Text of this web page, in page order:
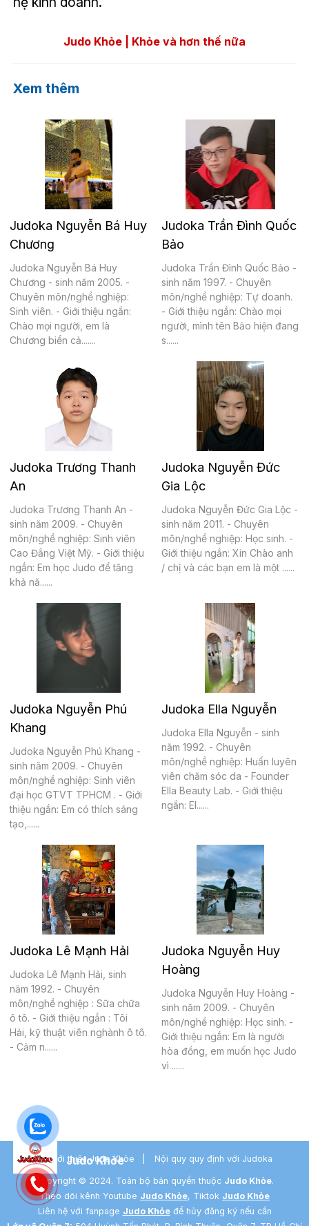
Judo Khỏe | Khỏe và hơn thế nữa
Xem thêm
Judoka Nguyễn Bá Huy
Chương
Judoka Nguyễn Bá Huy
Chương - sinh năm 2005. -
Chuyên môn/nghề nghiệp:
Sinh viên. - Giới thiệu ngắn:
Chào mọi người, em là
Chương biển cả.......
Judoka Trần Đình Quốc
Bảo
Judoka Trần Đình Quốc Bảo -
sinh năm 1997. - Chuyên
môn/nghề nghiệp: Tự doanh.
- Giới thiệu ngắn: Chào mọi
người, mình tên Bảo hiện đang
s......
Judoka Trương Thanh
An
Judoka Trương Thanh An -
sinh năm 2009. - Chuyên
môn/nghề nghiệp: Sinh viên
Cao Đẳng Việt Mỹ. - Giới thiệu
ngắn: Em học Judo để tăng
khả nă......
Judoka Nguyễn Đức
Gia Lộc
Judoka Nguyễn Đức Gia Lộc -
sinh năm 2011. - Chuyên
môn/nghề nghiệp: Học sinh. -
Giới thiệu ngắn: Xin Chào anh
/ chị và các bạn em là một ......
Judoka Nguyễn Phú
Khang
Judoka Nguyễn Phú Khang -
sinh năm 2009. - Chuyên
môn/nghề nghiệp: Sinh viên
đại học GTVT TPHCM . - Giới
thiệu ngắn: Em có thích sáng
tạo,......
Judoka Ella Nguyễn
Judoka Ella Nguyễn - sinh
năm 1992. - Chuyên
môn/nghề nghiệp: Huấn luyên
viên chăm sóc da - Founder
Ella Beauty Lab. - Giới thiệu
ngắn: El......
Judoka Lê Mạnh Hải
Judoka Lê Mạnh Hải, sinh
năm 1992. - Chuyên
môn/nghề nghiệp : Sữa chữa
ô tô. - Giới thiệu ngắn : Tôi
Hải, kỹ thuật viên nghành ô tô.
- Cảm n......
Judoka Nguyễn Huy
Hoàng
Judoka Nguyễn Huy Hoàng -
sinh năm 2009. - Chuyên
môn/nghề nghiệp: Học sinh. -
Giới thiệu ngắn: Em là người
hòa đồng, em muốn học Judo
vì ......
Judo Khỏe
Giới thiệu Judo Khỏe Nội quy quy định với Judoka
Copyright © 2024. Toàn bộ bản quyền thuộc Judo Khỏe.
Theo dõi kênh Youtube Judo Khỏe, Tiktok Judo Khỏe
Liên hệ với fanpage Judo Khỏeđể hủy đăng ký nếu cần